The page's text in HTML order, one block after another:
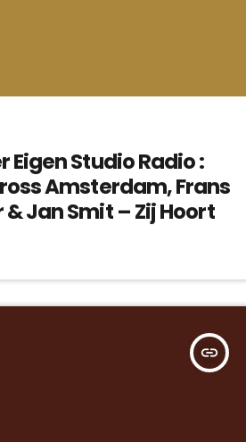
Eigen Studio Radio :
Amsterdam, Frans
& Jan Smit – Zij Hoort
insert_link